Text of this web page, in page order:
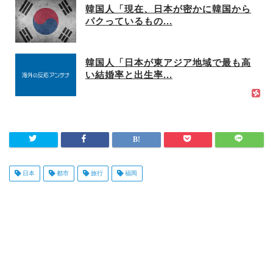
韓国人「現在、日本が密かに韓国から
パクっているもの...
韓国人「日本が東アジア地域で最も高
い結婚率と出生率...
日本 都市 旅行 福岡